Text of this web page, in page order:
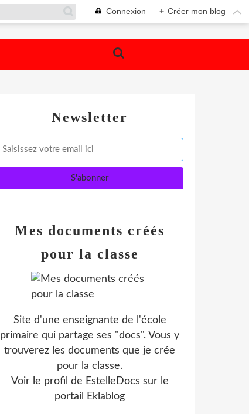
Connexion + Créer mon blog
Newsletter
Mes documents créés
pour la classe
Site d'une enseignante de l'école
primaire qui partage ses "docs". Vous y
trouverez les documents que je crée
pour la classe.
Voir le profil de EstelleDocs sur le
portail Eklablog